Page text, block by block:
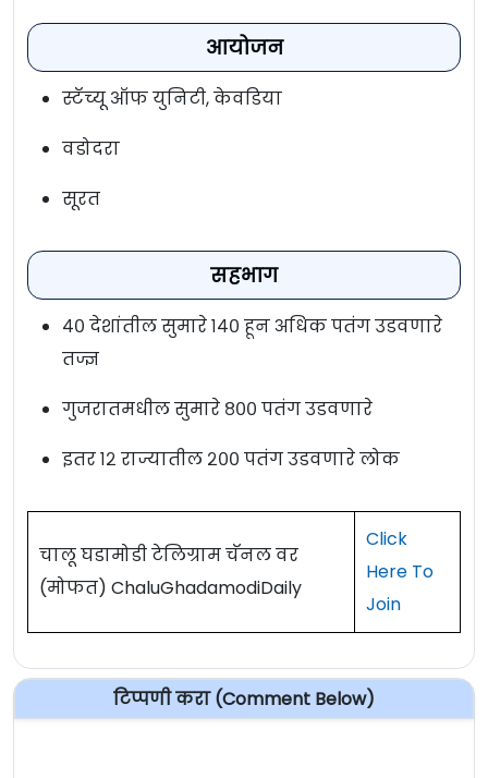
आयोजन
स्टॅच्यू ऑफ युनिटी, केवडिया
वडोदरा
सूरत
सहभाग
४० देशांतील सुमारे १४० हून अधिक पतंग उडवणारे
तज्ज्ञ
गुजरातमधील सुमारे ८०० पतंग उडवणारे
इतर १२ राज्यातील २०० पतंग उडवणारे लोक
चालू घडामोडी टेलिग्राम चॅनल वर
(मोफत) ChaluGhadamodiDaily
Click
Here To
Join
टिप्पणी करा (Comment Below)